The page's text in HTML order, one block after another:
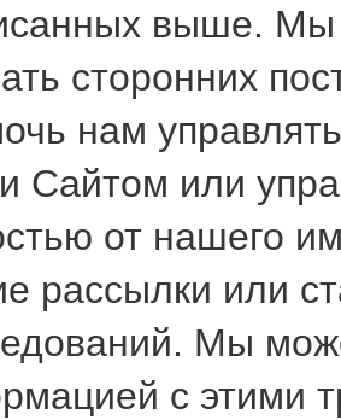
выше.
сторонних
нам
Сайтом или
от нашего
рассылки или
Мы
с этими